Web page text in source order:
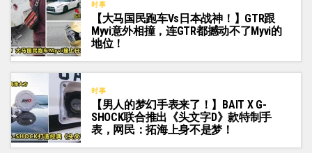
时事
【大马国民跑车vs日本战神！】GTR跟
Myvi意外相撞，连GTR都撼动不了Myvi的
地位！
时事
【男人的梦幻手表来了！】BAIT X G-
SHOCK联合推出《头文字D》款特制手
表，网民：拓海上身不是梦！